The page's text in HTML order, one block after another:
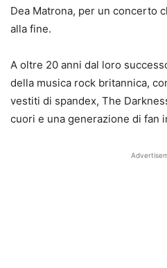
Dea Matrona, per un concerto
alla fine.
A oltre 20 anni dal loro
della musica rock britannica,
vestiti di spandex, The
cuori e una generazione di fan